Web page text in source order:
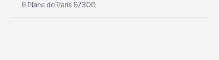
6 Place de Paris 67300